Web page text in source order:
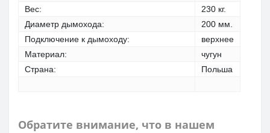
Вес:
230 кг.
Диаметр дымохода:
200 мм.
Подключение к дымоходу:
верхнее
Материал:
чугун
Страна: Польша
Обратите внимание, что в нашем